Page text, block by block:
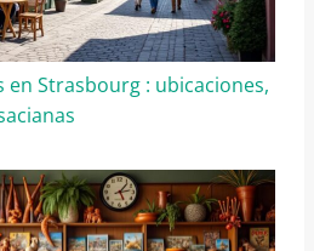
Strasbourg : ubicaciones,